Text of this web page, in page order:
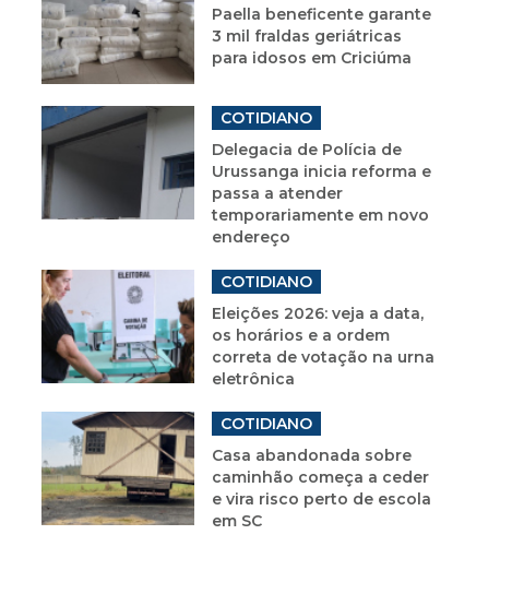
Paella beneficente garante
3 mil fraldas geriátricas
para idosos em Criciúma
COTIDIANO
Delegacia de Polícia de
Urussanga inicia reforma e
passa a atender
temporariamente em novo
endereço
COTIDIANO
Eleições 2026: veja a data,
os horários e a ordem
correta de votação na urna
eletrônica
COTIDIANO
Casa abandonada sobre
caminhão começa a ceder
e vira risco perto de escola
em SC